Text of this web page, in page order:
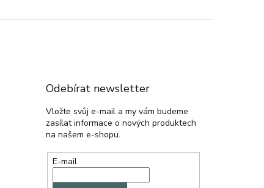
Odebírat newsletter
Vložte svůj e-mail a my vám budeme
zasílat informace o nových produktech
na našem e-shopu.
E-mail